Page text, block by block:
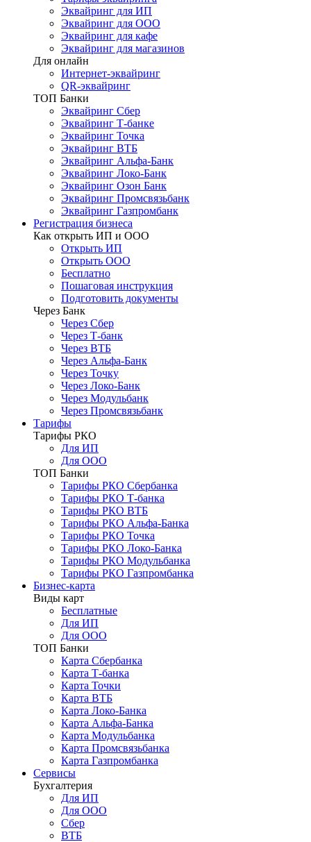
Эквайринг для ИП
Эквайринг для ООО
Эквайринг для кафе
Эквайринг для магазинов
Для онлайн
Интернет-эквайринг
QR-эквайринг
ТОП Банки
Эквайринг Сбер
Эквайринг Т-банке
Эквайринг Точка
Эквайринг ВТБ
Эквайринг Альфа-Банк
Эквайринг Локо-Банк
Эквайринг Озон Банк
Эквайринг Промсвязьбанк
Эквайринг Газпромбанк
Регистрация бизнеса
Как открыть ИП и ООО
Открыть ИП
Открыть ООО
Бесплатно
Пошаговая инструкция
Подготовить документы
Через Банк
Через Сбер
Через Т-банк
Через ВТБ
Через Альфа-Банк
Через Точку
Через Локо-Банк
Через Модульбанк
Через Промсвязьбанк
Тарифы
Тарифы РКО
Для ИП
Для ООО
ТОП Банки
Тарифы РКО Сбербанка
Тарифы РКО Т-банка
Тарифы РКО ВТБ
Тарифы РКО Альфа-Банка
Тарифы РКО Точка
Тарифы РКО Локо-Банка
Тарифы РКО Модульбанка
Тарифы РКО Газпромбанка
Бизнес-карта
Виды карт
Бесплатные
Для ИП
Для ООО
ТОП Банки
Карта Сбербанка
Карта Т-банка
Карта Точки
Карта ВТБ
Карта Локо-Банка
Карта Альфа-Банка
Карта Модульбанка
Карта Промсвязьбанка
Карта Газпромбанка
Сервисы
Бухгалтерия
Для ИП
Для ООО
Сбер
ВТБ